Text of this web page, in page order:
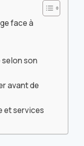
face à
selon son
avant de
et services